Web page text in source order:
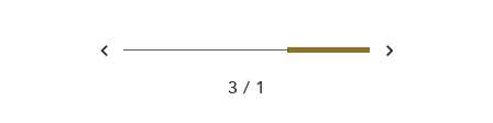
السابقتحريك 1 - Ritz Carlton Hotel image تحريك 2 - Ritz Carlton Hotel image تحريك 3 - Boat Trip with Pearl 1التالي
1
3